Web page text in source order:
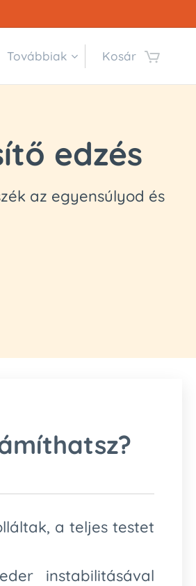
Továbbiak Kosár
edzés
az egyensúlyod és
a teljes testet
instabilitásával